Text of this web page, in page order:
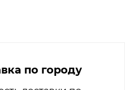
по городу